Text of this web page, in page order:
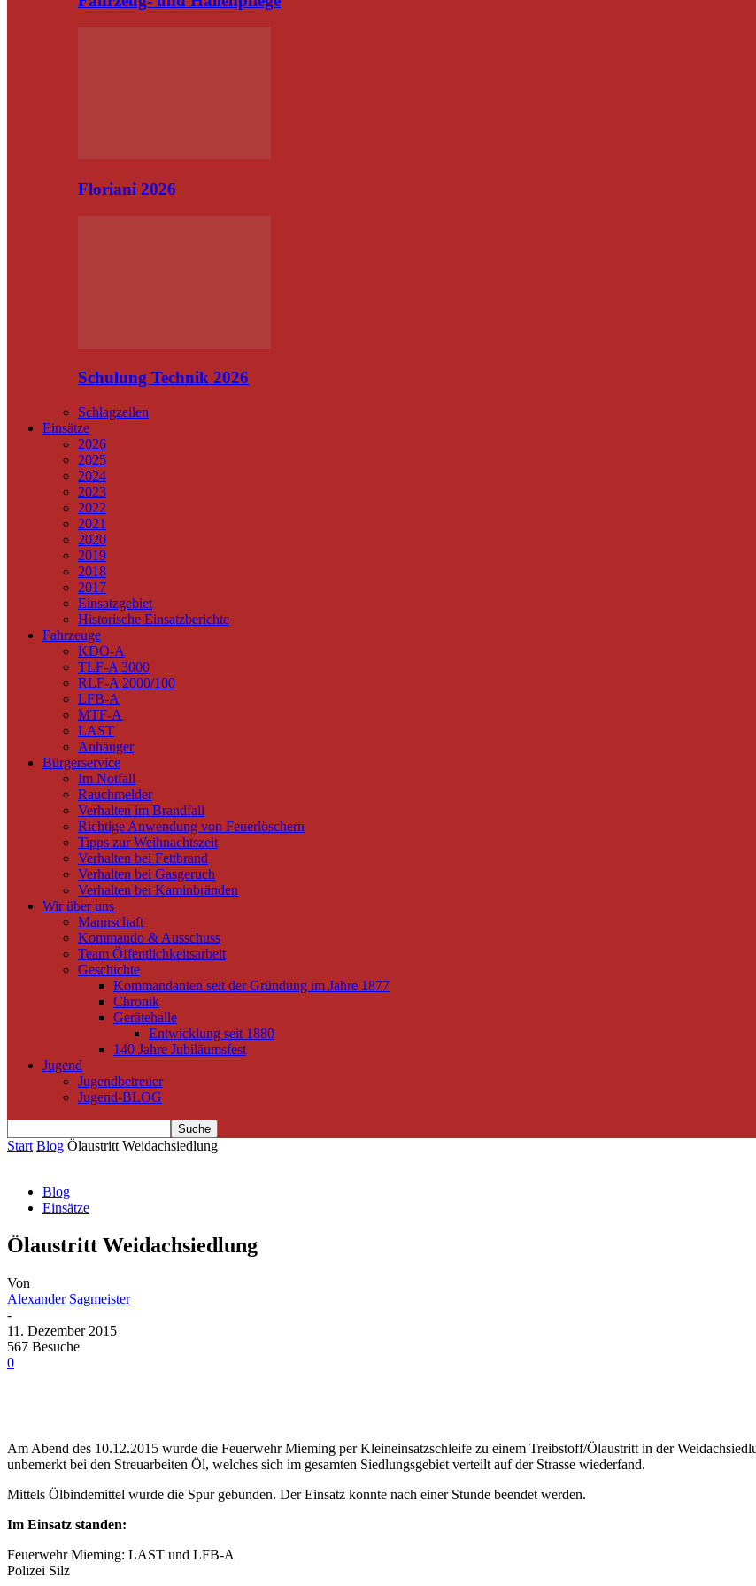
Floriani 2026
Schulung Technik 2026
Schlagzeilen
Einsätze
2026
2025
2024
2023
2022
2021
2020
2019
2018
2017
Einsatzgebiet
Historische Einsatzberichte
Fahrzeuge
KDO-A
TLF-A 3000
RLF-A 2000/100
LFB-A
MTF-A
LAST
Anhänger
Bürgerservice
Im Notfall
Rauchmelder
Verhalten im Brandfall
Richtige Anwendung von Feuerlöschern
Tipps zur Weihnachtszeit
Verhalten bei Fettbrand
Verhalten bei Gasgeruch
Verhalten bei Kaminbränden
Wir über uns
Mannschaft
Kommando & Ausschuss
Team Öffentlichkeitsarbeit
Geschichte
Kommandanten seit der Gründung im Jahre 1877
Chronik
Gerätehalle
Entwicklung seit 1880
140 Jahre Jubiläumsfest
Jugend
Jugendbetreuer
Jugend-BLOG
Start Blog Ölaustritt Weidachsiedlung
Blog
Einsätze
Ölaustritt Weidachsiedlung
Von
Alexander Sagmeister
-
11. Dezember 2015
567 Besuche
0
Am Abend des 10.12.2015 wurde die Feuerwehr Mieming per Kleineinsatzschleife zu einem Treibstoff/Ölaustritt in der
unbemerkt bei den Streuarbeiten Öl, welches sich im gesamten Siedlungsgebiet verteilt auf der Strasse wiederfand.
Mittels Ölbindemittel wurde die Spur gebunden. Der Einsatz konnte nach einer Stunde beendet werden.
Im Einsatz standen:
Feuerwehr Mieming: LAST und LFB-A
Polizei Silz